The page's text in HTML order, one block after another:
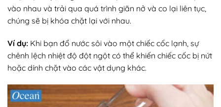
vào nhau và trải qua quá trình giãn nở và co lại liên tục,
chúng sẽ bị khóa chặt lại với nhau.
Ví dụ: Khi bạn đổ nước sôi vào một chiếc cốc lạnh, sự
chênh lệch nhiệt độ đột ngột có thể khiến chiếc cốc bị nứt
hoặc dính chặt vào các vật dụng khác.